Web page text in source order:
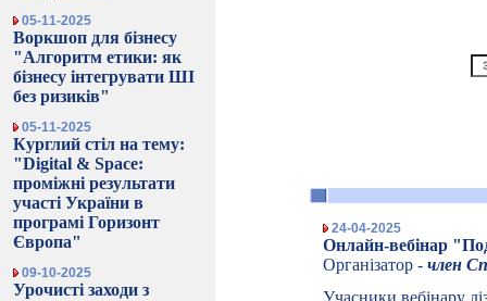
05-11-2025
Воркшоп для бізнесу
"Алгоритм етики: як
бізнесу інтегрувати ШІ
без ризиків"
05-11-2025
Курглий стіл на тему:
"Digital & Space:
проміжні результати
участі України в
програмі Горизонт
Європа"
09-10-2025
Урочисті заходи з
24-04-2025
Онлайн-вебінар
Організатор - член
Учасники вебінару